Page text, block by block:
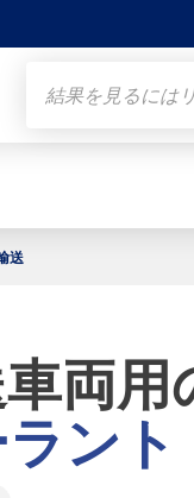
送
両用
ント